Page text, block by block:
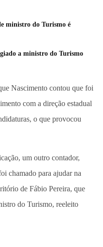
ministro do Turismo é
a ministro do Turismo
Nascimento contou que foi
com a direção estadual
o que provocou
um outro contador,
chamado para ajudar na
de Fábio Pereira, que
do Turismo, reeleito